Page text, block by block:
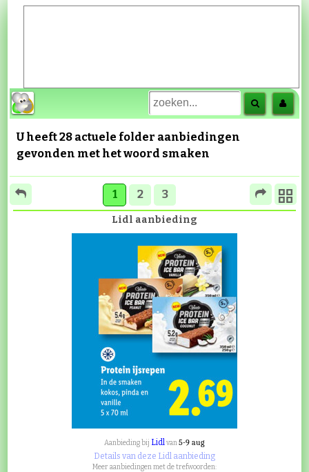
U heeft 28 actuele folder aanbiedingen
gevonden met het woord smaken
1 2 3
Lidl aanbieding
Aanbieding bij Lidlvan5-9 aug
Details van deze Lidl aanbieding
Meer aanbiedingen met de trefwoorden: